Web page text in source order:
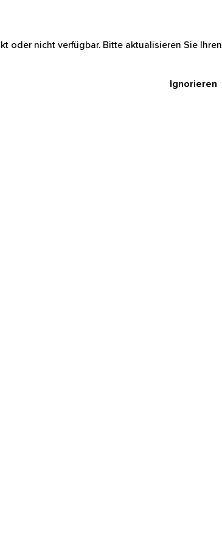
oder nicht verfügbar. Bitte aktualisieren Sie Ihren
Ignorieren